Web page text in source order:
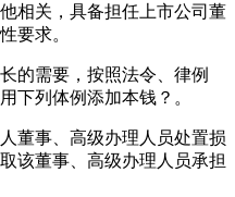
关，具备担任上市公司董
要求。
需要，按照法令、律例
下列体例添加本钱？。
事、高级办理人员处置损
该董事、高级办理人员承担